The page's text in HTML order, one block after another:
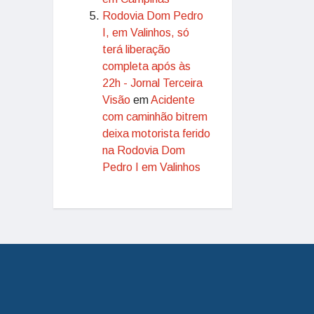
Rodovia Dom Pedro
I, em Valinhos, só
terá liberação
completa após às
22h - Jornal Terceira
Visão emAcidente
com caminhão bitrem
deixa motorista ferido
na Rodovia Dom
Pedro I em Valinhos